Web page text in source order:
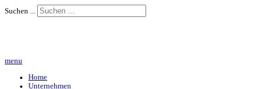
Suchen ...
menu
Home
Unternehmen